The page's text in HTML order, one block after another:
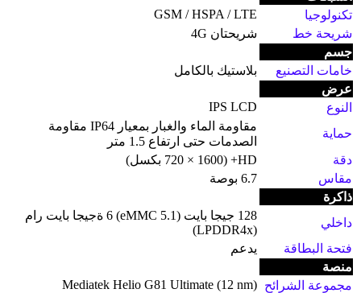
تكنولوجيا
GSM / HSPA / LTE
شريحة خط
شريحتان 4G
جسم
خامات التصنيع
بلاستيك بالكامل
عرض
النوع
IPS LCD
حماية
مقاومة الماء والغبار بمعيار IP64 مقاومة
الصدمات حتى ارتفاع 1.5 متر
دقة
HD+ (720 × 1600 بكسل)
مقاس
6.7 بوصة
ذاكرة
داخلي
128 جيجا بايت (eMMC 5.1) 6 ةجيجا بايت رام
(LPDDR4x)
فتحة البطاقة
يدعم
منصة
مجموعة الشرائح Mediatek Helio G81 Ultimate (12 nm)